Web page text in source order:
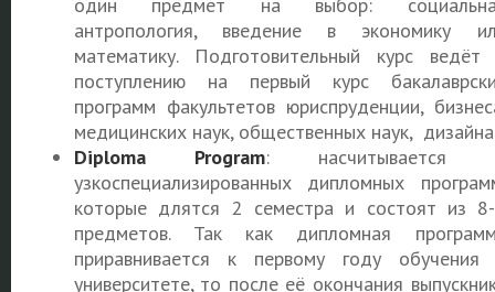
антропология, введение в экономику
математику. Подготовительный курс ведёт
поступлению на первый курс
программ факультетов юриспруденции,
медицинских наук, общественных наук,
Diploma Program: насчитывается
узкоспециализированных дипломных
которые длятся 2 семестра и состоят из
предметов. Так как дипломная
приравнивается к первому году обучения
университете, то после её окончания